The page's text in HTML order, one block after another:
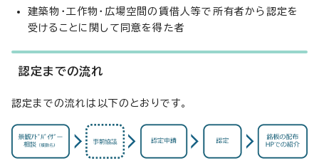
建築物・工作物・広場空間の賃借人等で所有者から認定を
受けることに関して同意を得た者
認定までの流れ
認定までの流れは以下のとおりです。